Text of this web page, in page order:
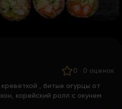
0 · 0 оценок
битые огурцы от
корейский ролл с окунем